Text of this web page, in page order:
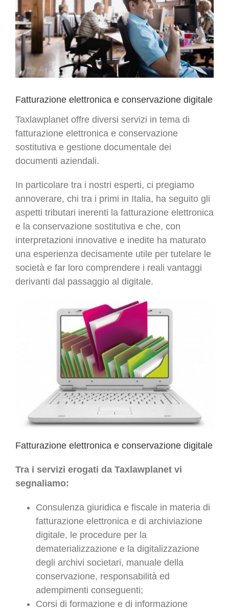
Fatturazione elettronica e conservazione digitale
Taxlawplanet offre diversi servizi in tema di
fatturazione elettronica e conservazione
sostitutiva e gestione documentale dei
documenti aziendali.
In particolare tra i nostri esperti, ci pregiamo
annoverare, chi tra i primi in Italia, ha seguito gli
aspetti tributari inerenti la fatturazione elettronica
e la conservazione sostitutiva e che, con
interpretazioni innovative e inedite ha maturato
una esperienza decisamente utile per tutelare le
società e far loro comprendere i reali vantaggi
derivanti dal passaggio al digitale.
Fatturazione elettronica e conservazione digitale
Tra i servizi erogati da Taxlawplanet vi
segnaliamo:
Consulenza giuridica e fiscale in materia di
fatturazione elettronica e di archiviazione
digitale, le procedure per la
dematerializzazione e la digitalizzazione
degli archivi societari, manuale della
conservazione, responsabilità ed
adempimenti conseguenti;
Corsi di formazione e di informazione